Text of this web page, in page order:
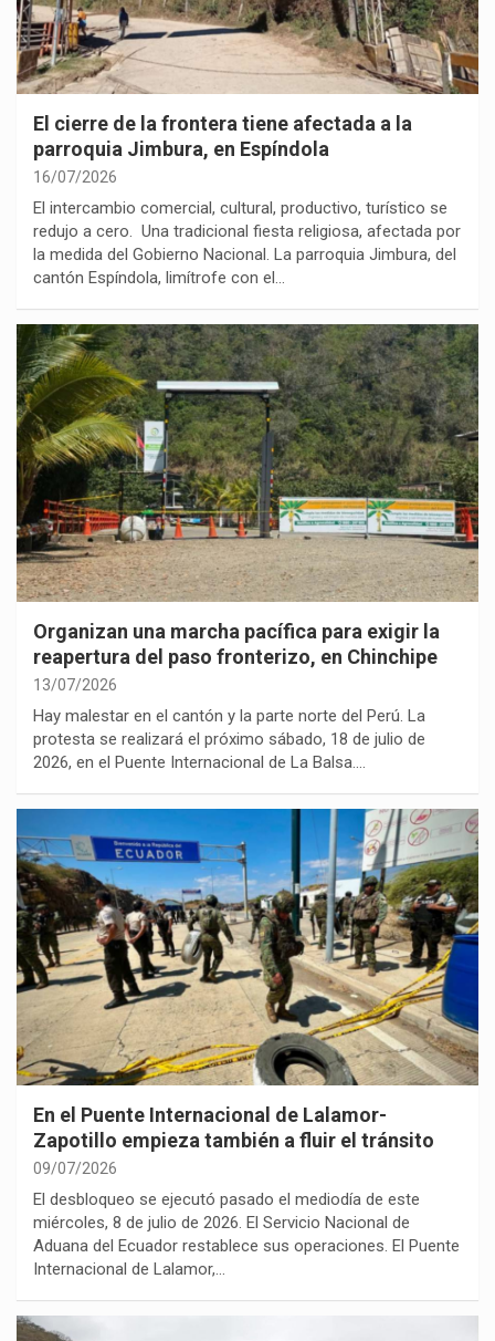
El cierre de la frontera tiene afectada a la
parroquia Jimbura, en Espíndola
16/07/2026
El intercambio comercial, cultural, productivo, turístico se
redujo a cero. Una tradicional fiesta religiosa, afectada por
la medida del Gobierno Nacional. La parroquia Jimbura, del
cantón Espíndola, limítrofe con el…
Organizan una marcha pacífica para exigir la
reapertura del paso fronterizo, en Chinchipe
13/07/2026
Hay malestar en el cantón y la parte norte del Perú. La
protesta se realizará el próximo sábado, 18 de julio de
2026, en el Puente Internacional de La Balsa.…
En el Puente Internacional de Lalamor-
Zapotillo empieza también a fluir el tránsito
09/07/2026
El desbloqueo se ejecutó pasado el mediodía de este
miércoles, 8 de julio de 2026. El Servicio Nacional de
Aduana del Ecuador restablece sus operaciones. El Puente
Internacional de Lalamor,…